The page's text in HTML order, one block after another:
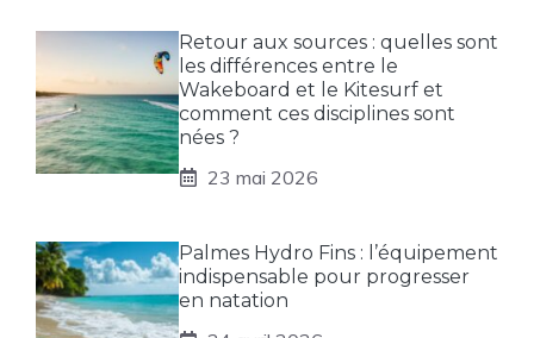
Retour aux sources : quelles sont
les différences entre le
Wakeboard et le Kitesurf et
comment ces disciplines sont
nées ?
23 mai 2026
Palmes Hydro Fins : l’équipement
indispensable pour progresser
en natation